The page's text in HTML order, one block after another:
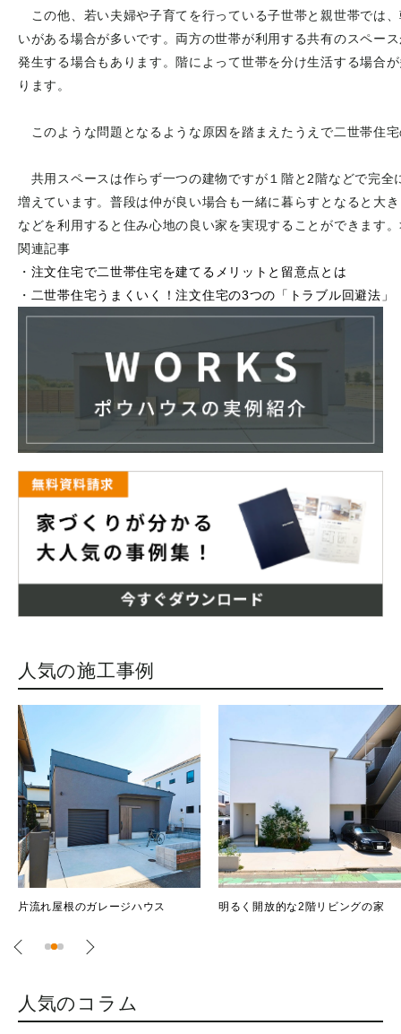
この他、若い夫婦や子育てを行っている子世帯と親世帯では
いがある場合が多いです。両方の世帯が利用する共有のスペー
発生する場合もあります。階によって世帯を分け生活する場合
ります。
このような問題となるような原因を踏まえたうえで二世帯住
共用スペースは作らず一つの建物ですが１階と2階などで完
増えています。普段は仲が良い場合も一緒に暮らすとなると大
などを利用すると住み心地の良い家を実現することができます
関連記事
・ 注文住宅で二世帯住宅を建てるメリットと留意点とは
・ 二世帯住宅うまくいく！注文住宅の3つの「トラブル回避法」
人気の施工事例
明るく開放的な2階リビングの家 PEACE OF MIND -心の平安-
人気のコラム